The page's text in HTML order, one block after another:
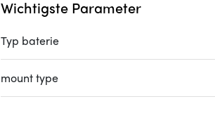
Wichtigste Parameter
Typ baterie
mount type